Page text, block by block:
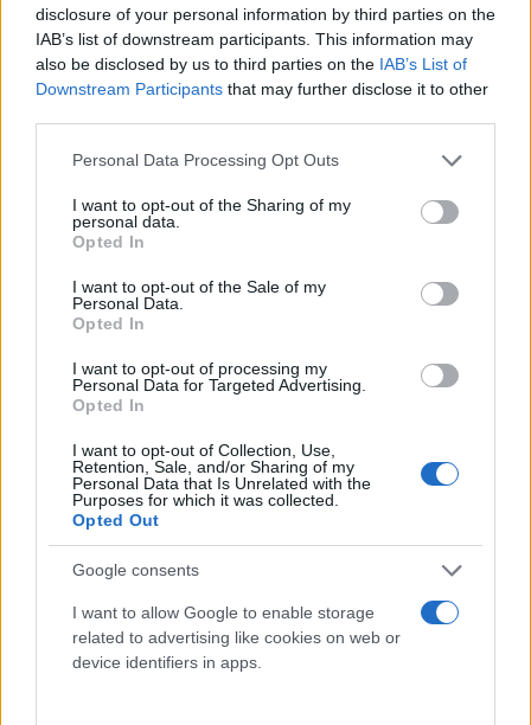
disclosure of your personal information by third parties on the
IAB’s list of downstream participants. This information may
also be disclosed by us to third parties on the IAB’s List of
Downstream Participants that may further disclose it to other
Please note that this website/app uses one or more Google
not limited to your visit or usage behaviour. You may click to
grant or deny consent to Google and its third-party tags to
use your data for below specified purposes in below Google
consent section.
Personal Data Processing Opt Outs
I want to opt-out of the Sharing of my
personal data.
Opted In
I want to opt-out of the Sale of my
Personal Data.
Opted In
I want to opt-out of processing my
Personal Data for Targeted Advertising.
Opted In
I want to opt-out of Collection, Use,
Retention, Sale, and/or Sharing of my
Personal Data that Is Unrelated with the
Purposes for which it was collected.
Opted Out
Google consents
I want to allow Google to enable storage
related to advertising like cookies on web or
device identifiers in apps.
Ερωτηθείς για το εάν γνώριζαν άλλοι στο
περιβάλλον του πρωθυπουργού για τις
παρακολουθήσεις της ΕΥΠ υποστήριξε ότι αυτό
«είναι ένα θέμα που προσφέρεται για
συνωμοσιολογίες».
Υπερασπίστηκε δε τις επιλογές Μητσοτάκη στην